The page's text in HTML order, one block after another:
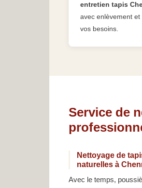
entretien tapis
avec enlèvement
vos besoins.
Service de
Nettoyage de
naturelles à
Avec le temps,